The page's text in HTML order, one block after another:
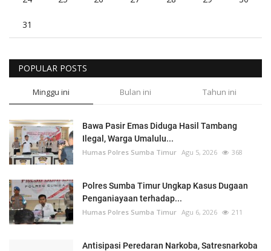
31
POPULAR POSTS
Minggu ini Bulan ini Tahun ini
Bawa Pasir Emas Diduga Hasil Tambang
Ilegal, Warga Umalulu...
Humas Polres Sumba Timur Agu 5, 2026 368
Polres Sumba Timur Ungkap Kasus Dugaan
Penganiayaan terhadap...
Humas Polres Sumba Timur Agu 6, 2026 211
Antisipasi Peredaran Narkoba, Satresnarkoba